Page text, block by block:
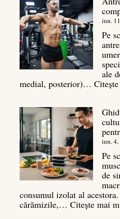
Inamicul
tăcut
al
masei
musculare
iun.
Pe
ale
medial, posterior)…
iun. 4,
Pe
de
consumul izolat al
cărămizile,… Citește mai